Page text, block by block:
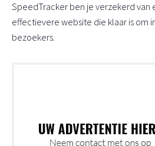
SpeedTracker ben je verzekerd van
effectievere website die klaar is om
bezoekers.